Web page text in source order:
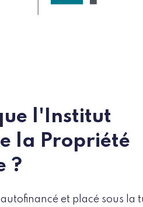
l'Institut
la Propriété
?
et placé sous la